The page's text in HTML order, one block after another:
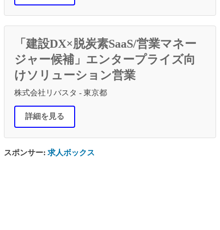
「建設DX×脱炭素SaaS/営業マネー
ジャー候補」エンタープライズ向
けソリューション営業
株式会社リバスタ - 東京都
詳細を見る
スポンサー: 求人ボックス